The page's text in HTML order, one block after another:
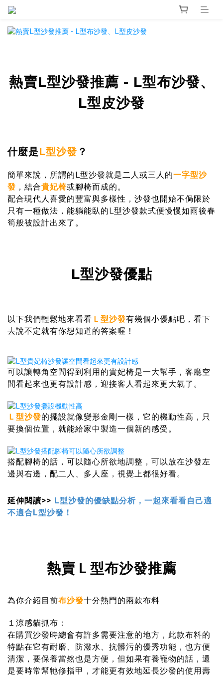
熱賣L型沙發推薦 - L型布沙發、
L型皮沙發
什麼是L型沙發 ？
簡單來說，所謂的L型沙發就是二人或三人的一字型沙
發 ，結合貴妃椅或腳椅而成的。
配合現代人喜愛的豐富與多樣性，沙發也開始不侷限於
只有一種做法，能躺能臥的L型沙發款式便慢慢如雨後春
筍般被設計出來了。
L型沙發優點
以下我們輕鬆地來看看 Ｌ型沙發有幾個小優點吧，看下
去說不定就有你想知道的答案喔！
可以讓轉角空間得到利用的貴妃椅是一大幫手，客廳空
間看起來也更有設計感，迎接客人看起來更大氣了。
Ｌ型沙發的擺設就像變形金剛一樣，它的機動性高，只
要換個位置，就能給家中製造一個新的感受。
搭配腳椅的話，可以隨心所欲地調整，可以放在沙發左
邊與右邊，配二人、多人座，視覺上都很好看。
延伸閱讀>> L型沙發的優缺點分析，一起來看看自己適
不適合L型沙發！
熱賣Ｌ型布沙發推薦
為你介紹目前布沙發十分熱門的兩款布料
１涼感貓抓布：
在購買沙發時總會有許多需要注意的地方，此款布料的
特點在它有耐磨、防潑水、抗髒污的優秀功能，也方便
清潔，要保養當然也是方便，但如果有養寵物的話，還
是要時常幫牠修指甲，才能更有效地延長沙發的使用壽